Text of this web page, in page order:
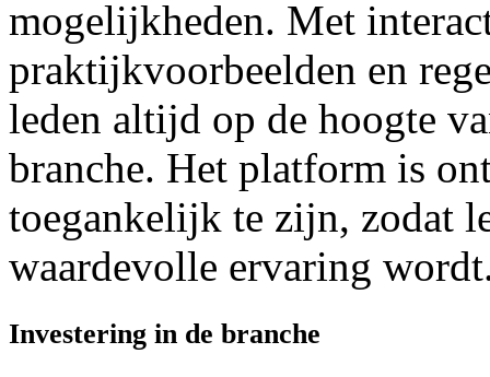
mogelijkheden. Met
praktijkvoorbeelden en
leden altijd op de hoogte
branche. Het platform is
toegankelijk te zijn, zodat
waardevolle ervaring
Investering in de branche